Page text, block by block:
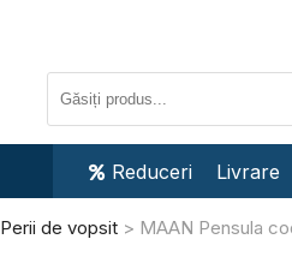
Reduceri Livrare
Perii de vopsit MAAN Pensula